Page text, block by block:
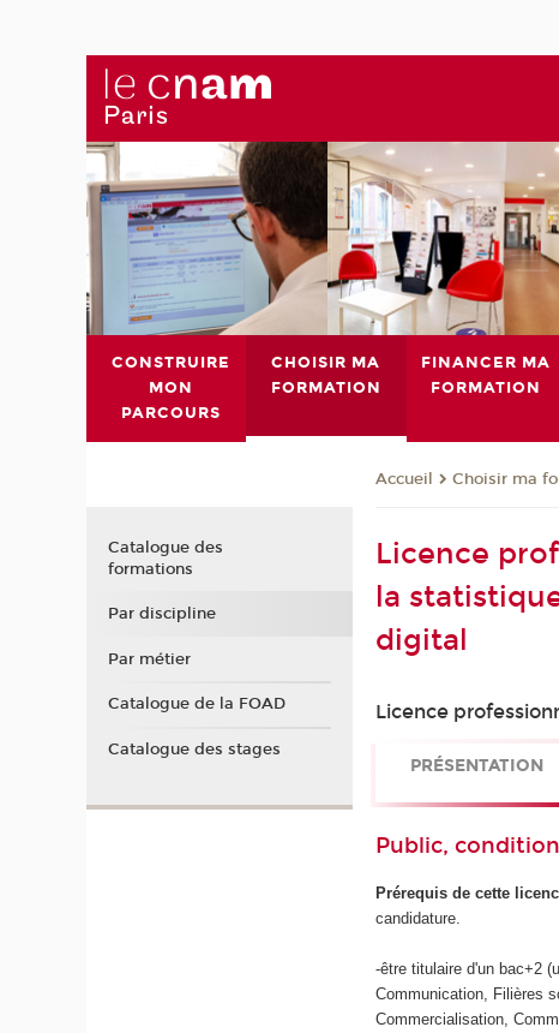
CONSTRUIRE
MON
PARCOURS
CHOISIR MA
FORMATION
FINANCER MA
FORMATION
Accueil Choisir ma
Licence
la
digital
Licence
PRÉSENTATION
Public,
Prérequis de cette
candidature.
-être titulaire d'un bac+2
Communication, Filières
Commercialisation,
Catalogue des
formations
Par discipline
Par métier
Catalogue de la FOAD
Catalogue des stages